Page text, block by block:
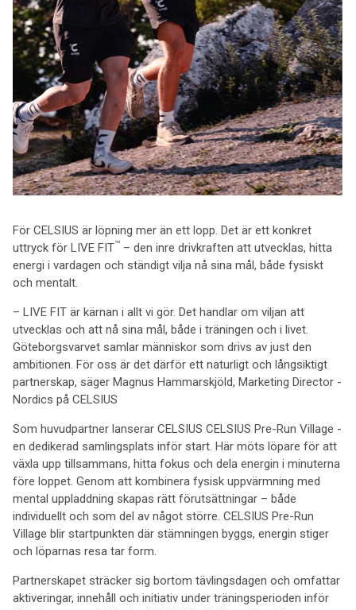
För CELSIUS är löpning mer än ett lopp. Det är ett konkret
uttryck för LIVE FIT™ – den inre drivkraften att utvecklas, hitta
energi i vardagen och ständigt vilja nå sina mål, både fysiskt
och mentalt.
– LIVE FIT är kärnan i allt vi gör. Det handlar om viljan att
utvecklas och att nå sina mål, både i träningen och i livet.
Göteborgsvarvet samlar människor som drivs av just den
ambitionen. För oss är det därför ett naturligt och långsiktigt
partnerskap, säger Magnus Hammarskjöld, Marketing Director -
Nordics på CELSIUS
Som huvudpartner lanserar CELSIUS CELSIUS Pre-Run Village -
en dedikerad samlingsplats inför start. Här möts löpare för att
växla upp tillsammans, hitta fokus och dela energin i minuterna
före loppet. Genom att kombinera fysisk uppvärmning med
mental uppladdning skapas rätt förutsättningar – både
individuellt och som del av något större. CELSIUS Pre-Run
Village blir startpunkten där stämningen byggs, energin stiger
och löparnas resa tar form.
Partnerskapet sträcker sig bortom tävlingsdagen och omfattar
aktiveringar, innehåll och initiativ under träningsperioden inför